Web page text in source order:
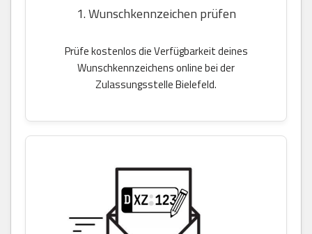
1. Wunschkennzeichen prüfen
Prüfe kostenlos die Verfügbarkeit deines
Wunschkennzeichens online bei der
Zulassungsstelle Bielefeld.